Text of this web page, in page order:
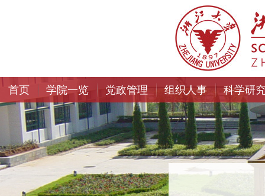
首页 学院一览 党政管理 组织人事 科学研